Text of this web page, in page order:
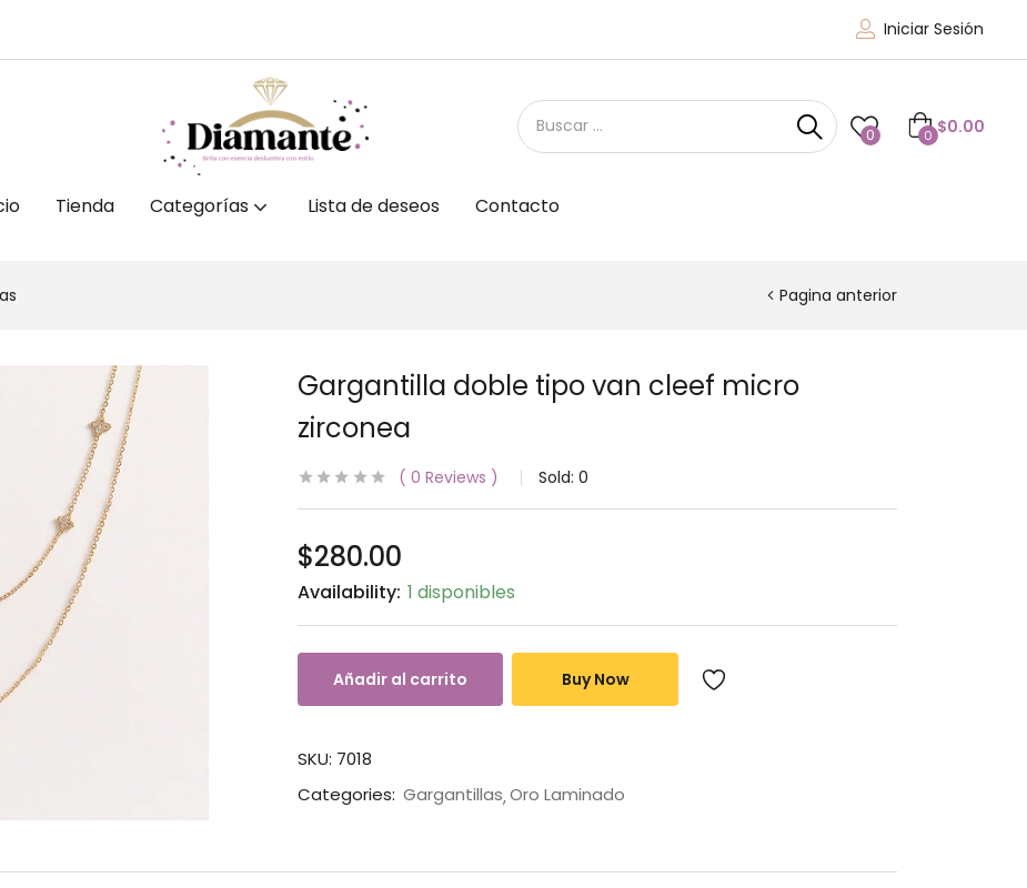
Iniciar Sesión
0 0 $0.00
Tienda Categorías Lista de deseos Contacto
Pagina anterior
Gargantilla doble tipo van cleef micro
zirconea
0 Reviews Sold: 0
$280.00
Availability: 1 disponibles
Añadir al carrito Buy Now
SKU: 7018
Categories: Gargantillas Oro Laminado